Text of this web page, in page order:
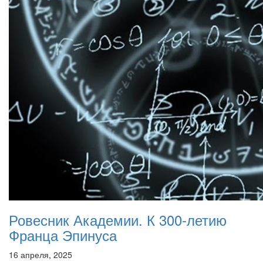
Ровесник Академии. К 300-летию
Франца Эпинуса
16 апреля, 2025